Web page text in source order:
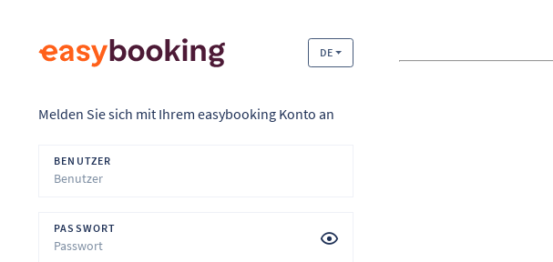
DE
Melden Sie sich mit Ihrem easybooking Konto an
BENUTZER
PASSWORT